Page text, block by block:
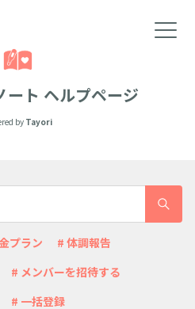
ート ヘルプページ
by Tayori
プラン
# 体調報告
# メンバーを招待する
# 一括登録